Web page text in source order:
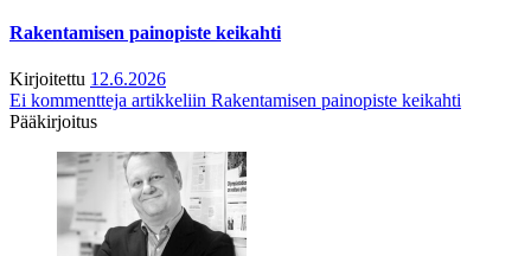
Rakentamisen painopiste keikahti
Kirjoitettu 12.6.2026
Ei kommentteja artikkeliin Rakentamisen painopiste keikahti
Pääkirjoitus